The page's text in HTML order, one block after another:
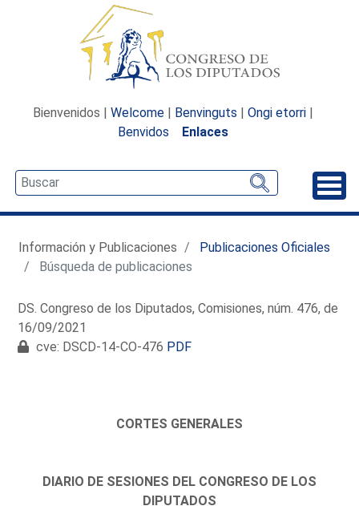
Bienvenidos | Welcome | Benvinguts | Ongi etorri |
Benvidos
Enlaces
Información y Publicaciones
Publicaciones Oficiales
Búsqueda de publicaciones
DS. Congreso de los Diputados, Comisiones, núm. 476, de
16/09/2021
cve: DSCD-14-CO-476 PDF
CORTES GENERALES
DIARIO DE SESIONES DEL CONGRESO DE LOS
DIPUTADOS